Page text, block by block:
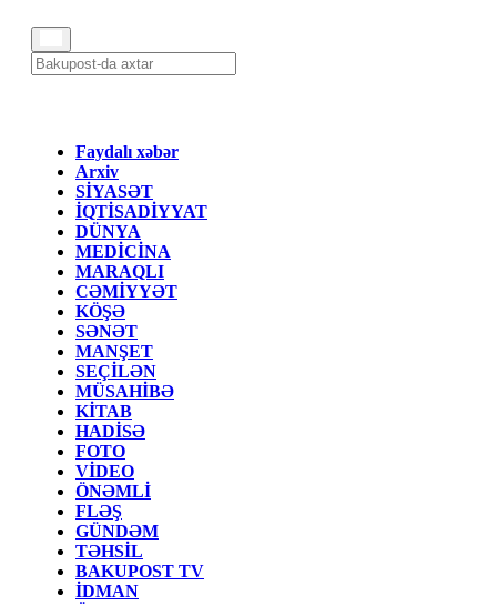
Faydalı xəbər
Arxiv
SİYASƏT
İQTİSADİYYAT
DÜNYA
MEDİCİNA
MARAQLI
CƏMİYYƏT
KÖŞƏ
SƏNƏT
MANŞET
SEÇİLƏN
MÜSAHİBƏ
KİTAB
HADİSƏ
FOTO
VİDEO
ÖNƏMLİ
FLƏŞ
GÜNDƏM
TƏHSİL
BAKUPOST TV
İDMAN